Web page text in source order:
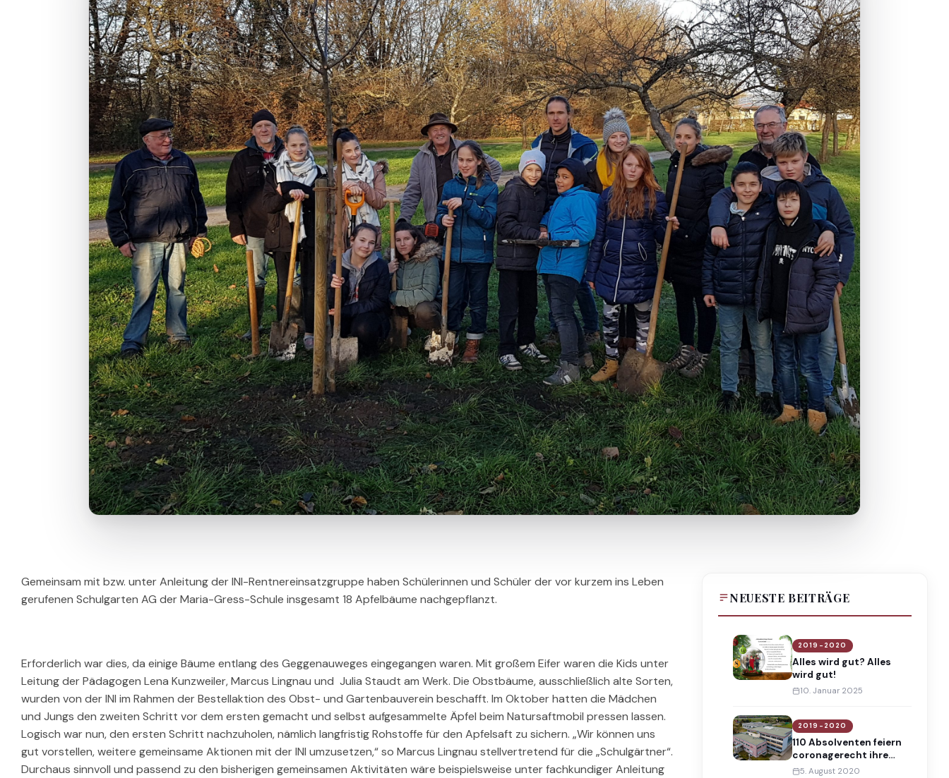
Gemeinsam mit bzw. unter Anleitung der INI-Rentnereinsatzgruppe haben Schülerinnen und Schüler der vor kurzem ins Leben
gerufenen Schulgarten AG der Maria-Gress-Schule insgesamt 18 Apfelbäume nachgepflanzt.
Erforderlich war dies, da einige Bäume entlang des Geggenauweges eingegangen waren. Mit großem Eifer waren die Kids unter
Leitung der Pädagogen Lena Kunzweiler, Marcus Lingnau und Julia Staudt am Werk. Die Obstbäume, ausschließlich alte Sorten,
wurden von der INI im Rahmen der Bestellaktion des Obst- und Gartenbauverein beschafft. Im Oktober hatten die Mädchen
und Jungs den zweiten Schritt vor dem ersten gemacht und selbst aufgesammelte Äpfel beim Natursaftmobil pressen lassen.
Logisch war nun, den ersten Schritt nachzuholen, nämlich langfristig Rohstoffe für den Apfelsaft zu sichern. „Wir können uns
gut vorstellen, weitere gemeinsame Aktionen mit der INI umzusetzen,“ so Marcus Lingnau stellvertretend für die „Schulgärtner“.
Durchaus sinnvoll und passend zu den bisherigen gemeinsamen Aktivitäten wäre beispielsweise unter fachkundiger Anleitung
NEUESTE BEITRÄGE
2019-2020
Alles wird gut? Alles
wird gut!
10. Januar 2025
2019-2020
110 Absolventen feiern
coronagerecht ihre
Mittlere Reife an der
5. August 2020